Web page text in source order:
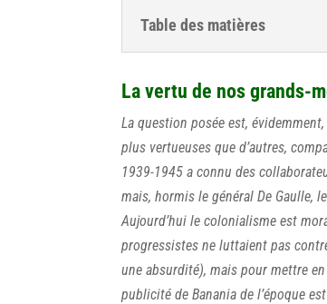
Table des matières
La vertu de nos grands-
La question posée est,
plus vertueuses que d’autres,
1939-1945 a connu des
mais, hormis le général De Gaulle,
Aujourd’hui le colonialisme est
progressistes ne luttaient pas
une absurdité), mais pour mettre
publicité de Banania de l’époque